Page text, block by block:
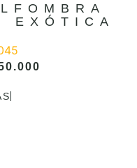
EXÓTICA